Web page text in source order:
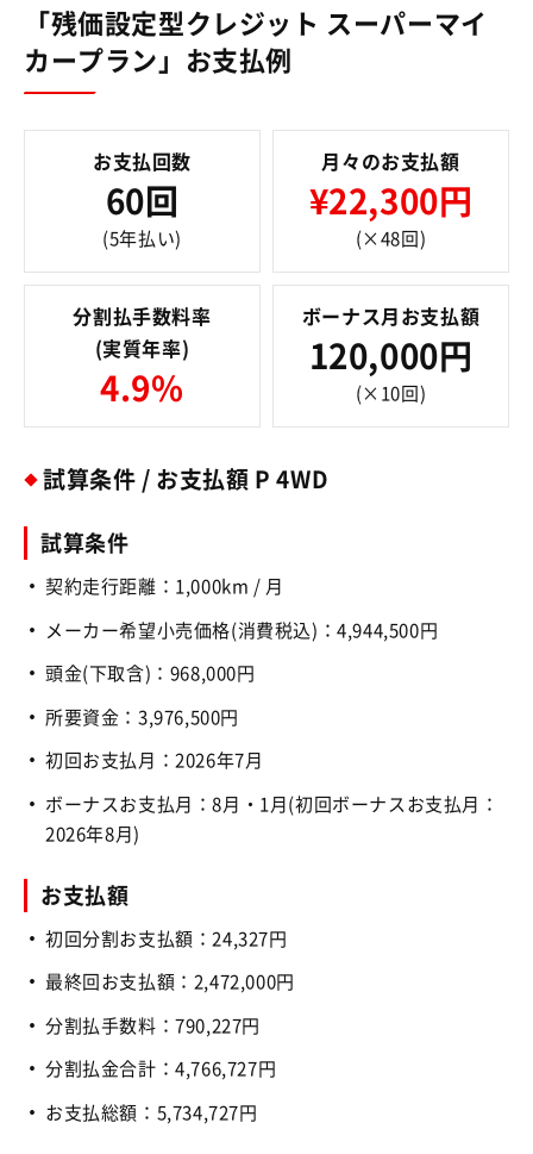
「残価設定型クレジット スーパーマイ
カープラン」お支払例
お支払回数
60回
(5年払い)
月々のお支払額
¥22,300円
(×48回)
分割払手数料率
(実質年率)
4.9%
ボーナス月お支払額
120,000円
(×10回)
試算条件 / お支払額 P 4WD
試算条件
契約走行距離：1,000km / 月
メーカー希望小売価格(消費税込)：4,944,500円
頭金(下取含)：968,000円
所要資金：3,976,500円
初回お支払月：2026年7月
ボーナスお支払月：8月・1月(初回ボーナスお支払月：
2026年8月)
お支払額
初回分割お支払額：24,327円
最終回お支払額：2,472,000円
分割払手数料：790,227円
分割払金合計：4,766,727円
お支払総額：5,734,727円